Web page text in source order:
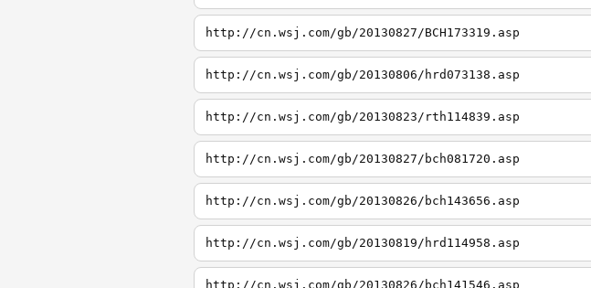
http://cn.wsj.com/gb/20130827/BCH173319.asp
http://cn.wsj.com/gb/20130806/hrd073138.asp
http://cn.wsj.com/gb/20130823/rth114839.asp
http://cn.wsj.com/gb/20130827/bch081720.asp
http://cn.wsj.com/gb/20130826/bch143656.asp
http://cn.wsj.com/gb/20130819/hrd114958.asp
http://cn.wsj.com/gb/20130826/bch141546.asp